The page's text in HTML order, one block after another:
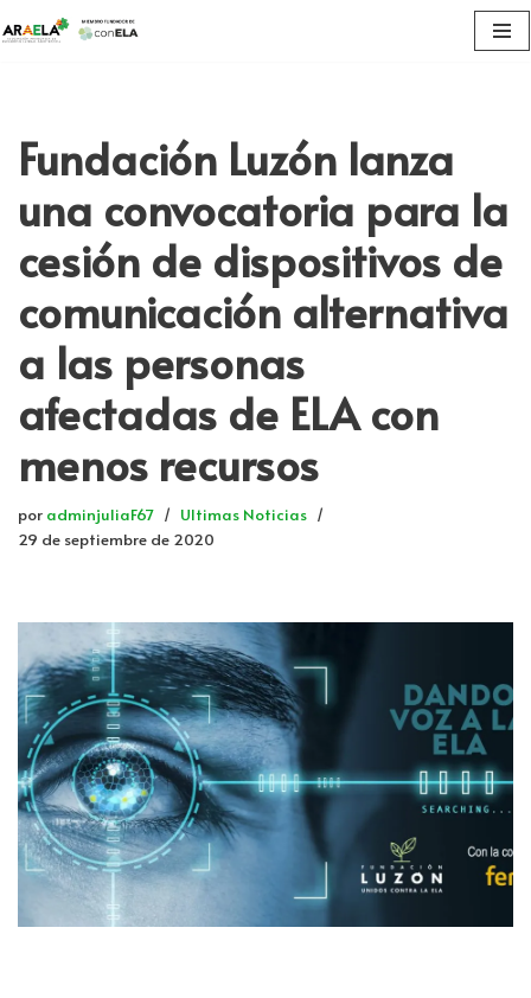
Fundación Luzón lanza
una convocatoria para la
cesión de dispositivos de
comunicación alternativa
a las personas
afectadas de ELA con
menos recursos
por adminjuliaF67
Ultimas Noticias
29 de septiembre de 2020